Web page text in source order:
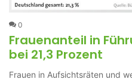
0
Frauenanteil in
bei 21,3 Prozent
Frauen in Aufsichtsräten und